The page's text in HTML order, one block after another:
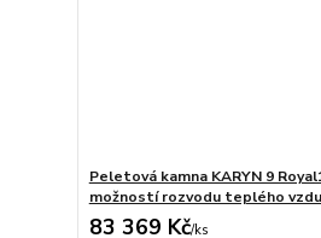
Peletová kamna KARYN 9
možností rozvodu teplého
83 369 Kč/ks